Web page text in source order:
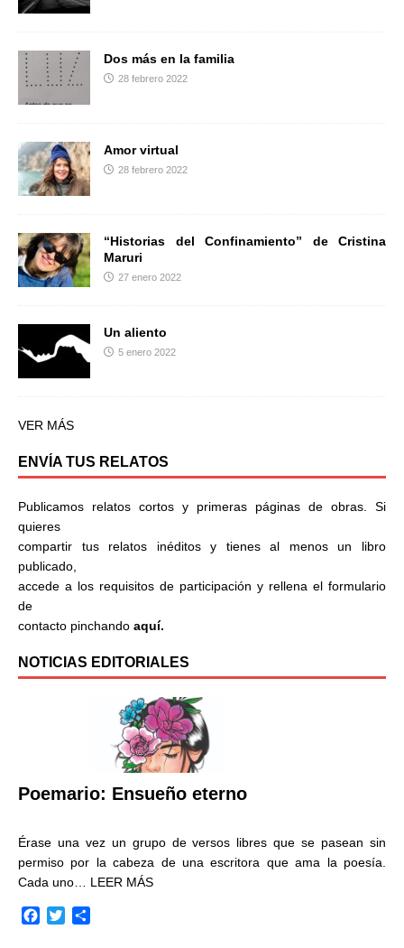
Dos más en la familia
28 febrero 2022
Amor virtual
28 febrero 2022
“Historias del Confinamiento” de Cristina
Maruri
27 enero 2022
Un aliento
5 enero 2022
VER MÁS
ENVÍA TUS RELATOS
Publicamos relatos cortos y primeras páginas de obras. Si
quieres
compartir tus relatos inéditos y tienes al menos un libro
publicado,
accede a los requisitos de participación y rellena el formulario
de
contacto pinchando aquí.
NOTICIAS EDITORIALES
Poemario: Ensueño eterno
Érase una vez un grupo de versos libres que se pasean sin
permiso por la cabeza de una escritora que ama la poesía.
Cada uno… LEER MÁS